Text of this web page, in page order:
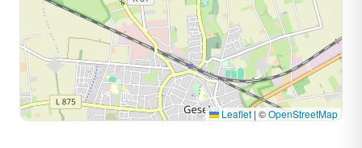
Leaflet | ©OpenStreetMap